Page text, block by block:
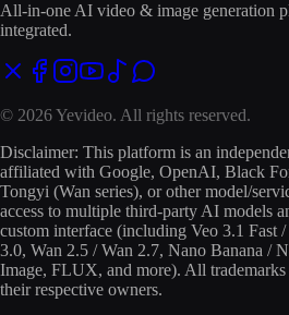
All-in-one AI video & image generation
integrated.
© 2026 Yevideo. All rights reserved.
Disclaimer: This platform is an
affiliated with Google, OpenAI, Black
Tongyi (Wan series), or other model/
access to multiple third‑party AI models
custom interface (including Veo 3.1
3.0, Wan 2.5 / Wan 2.7, Nano Banana /
Image, FLUX, and more). All trademarks
their respective owners.